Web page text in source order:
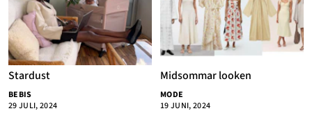
Bloggar
Om Oss
Nyhetsbrev
Kategorier
Stardust
BEBIS
29 JULI, 2024
Midsommar looken
MODE
19 JUNI, 2024